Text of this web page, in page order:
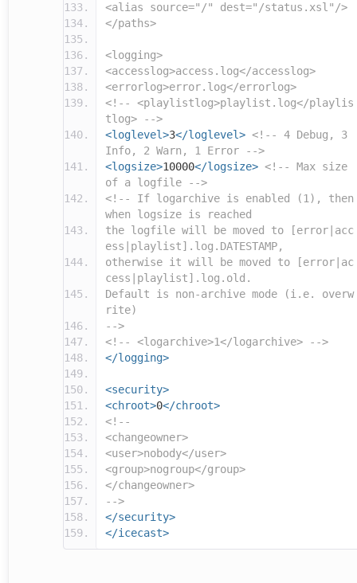
<alias source="/" dest="/status.xsl"/>
</paths>
<logging>
<accesslog>access.log</accesslog>
<errorlog>error.log</errorlog>
<!-- <playlistlog>playlist.log</playlis
tlog> -->
<loglevel>3</loglevel> <!-- 4 Debug, 3
Info, 2 Warn, 1 Error -->
<logsize>10000</logsize> <!-- Max size
of a logfile -->
<!-- If logarchive is enabled (1), then
when logsize is reached
the logfile will be moved to [error|acc
ess|playlist].log.DATESTAMP,
otherwise it will be moved to [error|ac
cess|playlist].log.old.
Default is non-archive mode (i.e. overw
rite)
-->
<!-- <logarchive>1</logarchive> -->
</logging>
<security>
<chroot>0</chroot>
<!--
<changeowner>
<user>nobody</user>
<group>nogroup</group>
</changeowner>
-->
</security>
</icecast>